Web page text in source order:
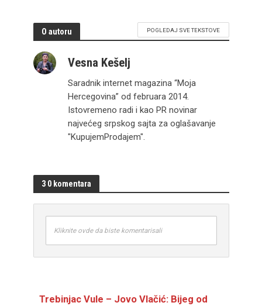
O autoru POGLEDAJ SVE TEKSTOVE
Vesna Kešelj
Saradnik internet magazina “Moja
Hercegovina” od februara 2014.
Istovremeno radi i kao PR novinar
najvećeg srpskog sajta za oglašavanje
"KupujemProdajem".
3 0 komentara
Kliknite ovde da biste komentarisali
Trebinjac Vule – Jovo Vlačić: Bijeg od